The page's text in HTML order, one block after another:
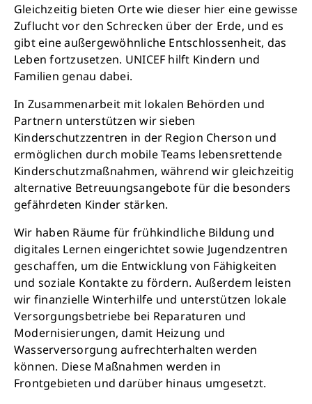
Gleichzeitig bieten Orte wie dieser hier eine gewisse
Zuflucht vor den Schrecken über der Erde, und es
gibt eine außergewöhnliche Entschlossenheit, das
Leben fortzusetzen. UNICEF hilft Kindern und
Familien genau dabei.
In Zusammenarbeit mit lokalen Behörden und
Partnern unterstützen wir sieben
Kinderschutzzentren in der Region Cherson und
ermöglichen durch mobile Teams lebensrettende
Kinderschutzmaßnahmen, während wir gleichzeitig
alternative Betreuungsangebote für die besonders
gefährdeten Kinder stärken.
Wir haben Räume für frühkindliche Bildung und
digitales Lernen eingerichtet sowie Jugendzentren
geschaffen, um die Entwicklung von Fähigkeiten
und soziale Kontakte zu fördern. Außerdem leisten
wir finanzielle Winterhilfe und unterstützen lokale
Versorgungsbetriebe bei Reparaturen und
Modernisierungen, damit Heizung und
Wasserversorgung aufrechterhalten werden
können. Diese Maßnahmen werden in
Frontgebieten und darüber hinaus umgesetzt.